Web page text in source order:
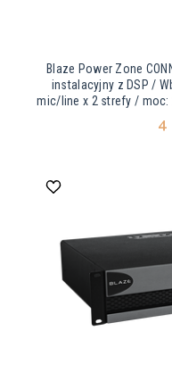
Blaze Power Zone
instalacyjny z DSP /
mic/line x 2 strefy / moc:
4